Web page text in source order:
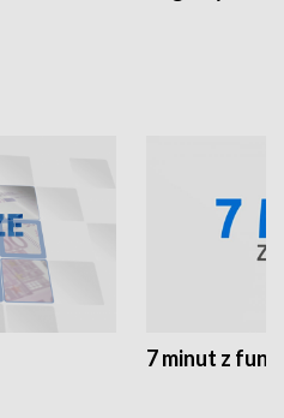
7 minut z